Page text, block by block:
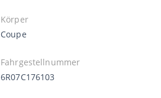
Körper
Coupe
Fahrgestellnummer
6R07C176103